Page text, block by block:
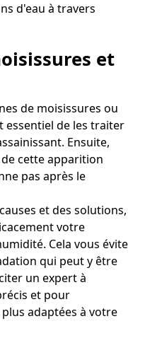
d'eau à travers
et
de moisissures ou
essentiel de les traiter
Ensuite,
cette apparition
pas après le
et des solutions,
votre
Cela vous évite
qui peut y être
un expert à
et pour
adaptées à votre